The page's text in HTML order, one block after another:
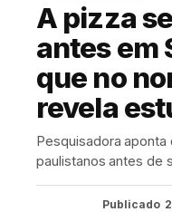
A pizza
antes em
que no
revela
Pesquisadora
paulistanos antes de
Publicado